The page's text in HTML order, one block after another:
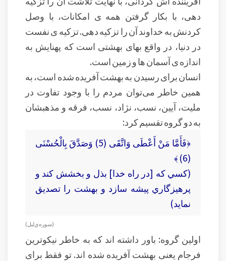
دهی، با بکار گرفتن همه ی امکانات، با وصل
کردنش به خداوند آن را تزکیه دهی. تزکیه ی نفست
در دنیا، در واقع بهای بهشتی است که پهنایش به
اندازه ی آسمان ها و زمین است.
انسان برای رسیدن به بهشت آفریده شده است، به
همین خاطر می‌توان مردم را با وجود تفاوت در
ملیت، آیین، نسب، نژاد، نسب، فرقه و مذهبشان
به دو گروه تقسیم کرد:
﴿فَأَمَّا مَنْ أَعْطَى وَاتَّقَى (5) وَصَدَّقَ بِالْحُسْنَى
(6) ﴾
(کسي كه [در راه خدا] بذل و بخشش كند و
پرهيزگاري پيشه سازد و بهشت را تصدیق
نماید)
(سوره‌ي ليل)
اولین گروه: باور داشته اند که به خاطر نیکوترین
فرجام یعنی بهشت آفریده شده اند. تو فقط برای